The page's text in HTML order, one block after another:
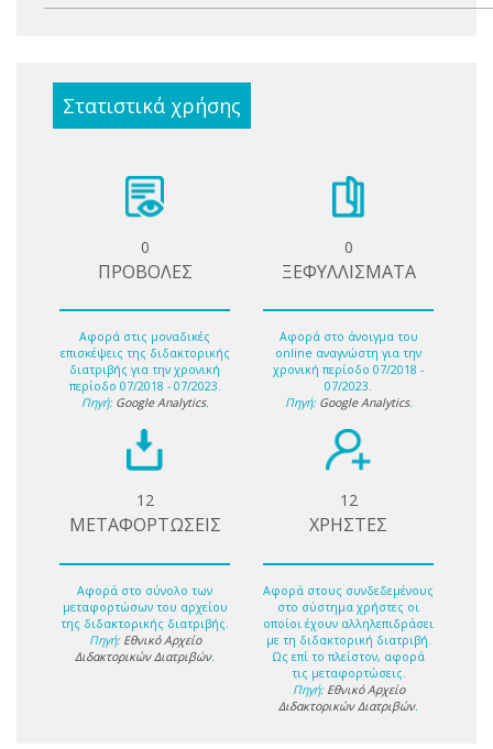
Στατιστικά χρήσης
0
ΠΡΟΒΟΛΕΣ
Αφορά στις μοναδικές
επισκέψεις της διδακτορικής
διατριβής για την χρονική
περίοδο 07/2018 - 07/2023.
Πηγή: Google Analytics.
0
ΞΕΦΥΛΛΙΣΜΑΤΑ
Αφορά στο άνοιγμα του
online αναγνώστη για την
χρονική περίοδο 07/2018 -
07/2023.
Πηγή: Google Analytics.
12
ΜΕΤΑΦΟΡΤΩΣΕΙΣ
Αφορά στο σύνολο των
μεταφορτώσων του αρχείου
της διδακτορικής διατριβής.
Πηγή: Εθνικό Αρχείο
Διδακτορικών Διατριβών.
12
ΧΡΗΣΤΕΣ
Αφορά στους συνδεδεμένους
στο σύστημα χρήστες οι
οποίοι έχουν αλληλεπιδράσει
με τη διδακτορική διατριβή.
Ως επί το πλείστον, αφορά
τις μεταφορτώσεις.
Πηγή: Εθνικό Αρχείο
Διδακτορικών Διατριβών.